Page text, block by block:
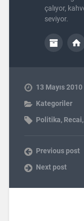
çalıyor,
seviyor.
13 Mayıs 2010
Kategoriler
Politika, Recai,
Previous post
Next post